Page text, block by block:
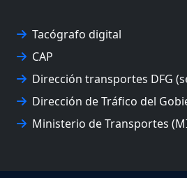
Tacógrafo digital
CAP
Dirección transportes DFG
Dirección de Tráfico del
Ministerio de Transportes